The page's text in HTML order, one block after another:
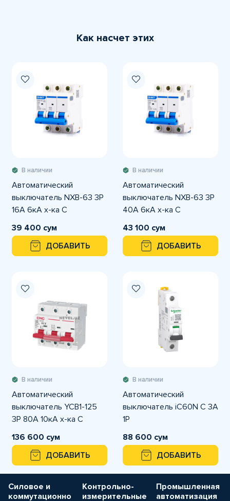
Как насчет этих
В наличии
Автоматический
выключатель NXB-63 3P
16A 6кА х-ка С
39 400 сум
ДОБАВИТЬ
В наличии
Автоматический
выключатель NXB-63 3P
40A 6кА х-ка С
43 100 сум
ДОБАВИТЬ
В наличии
Автоматический
выключатель YCB1-125
3P 80A 10кА х-ка С
136 600 сум
ДОБАВИТЬ
В наличии
Автоматический
выключатель iC60N C 3A
1P
88 600 сум
ДОБАВИТЬ
Силовое и
коммутационно
Контрольно-
измерительные
Промышленная
автоматизация